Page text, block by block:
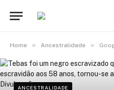
Home » Ancestralidade » Google
ANCESTRALIDADE